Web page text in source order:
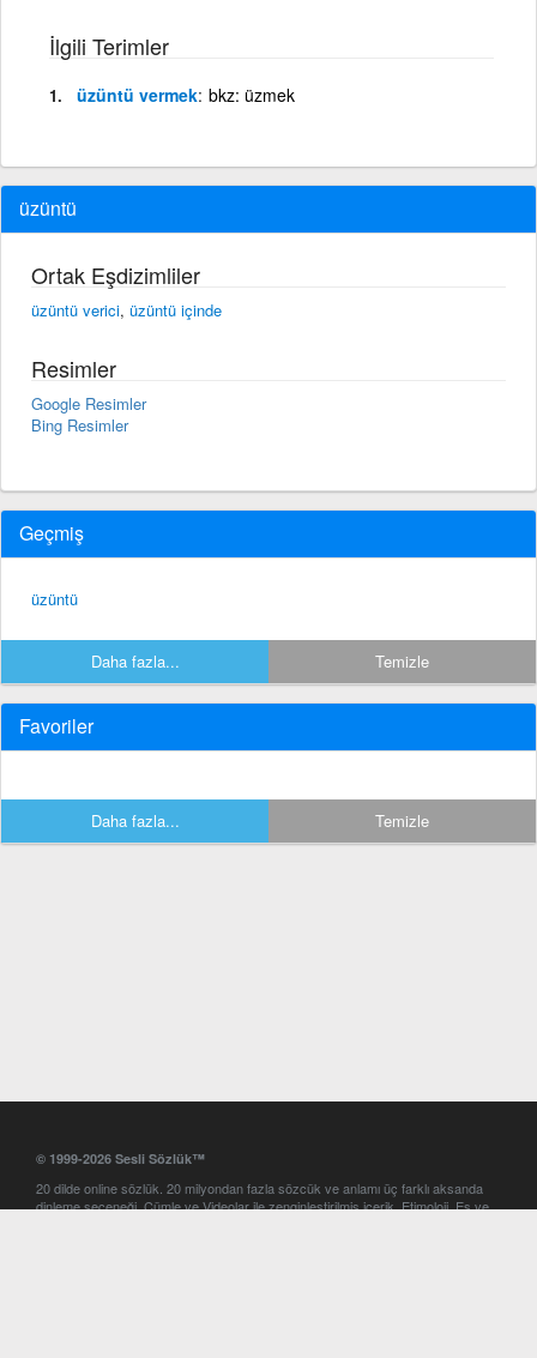
İlgili Terimler
üzüntü vermek bkz: üzmek
üzüntü
Ortak Eşdizimliler
üzüntü verici, üzüntü içinde
Resimler
Google Resimler
Bing Resimler
Geçmiş
üzüntü
Daha fazla... Temizle
Favoriler
Daha fazla... Temizle
© 1999-2026 Sesli Sözlük™
20 dilde online sözlük. 20 milyondan fazla sözcük ve anlamı üç farklı aksanda
dinleme seçeneği. Cümle ve Videolar ile zenginleştirilmiş içerik. Etimoloji, Eş ve